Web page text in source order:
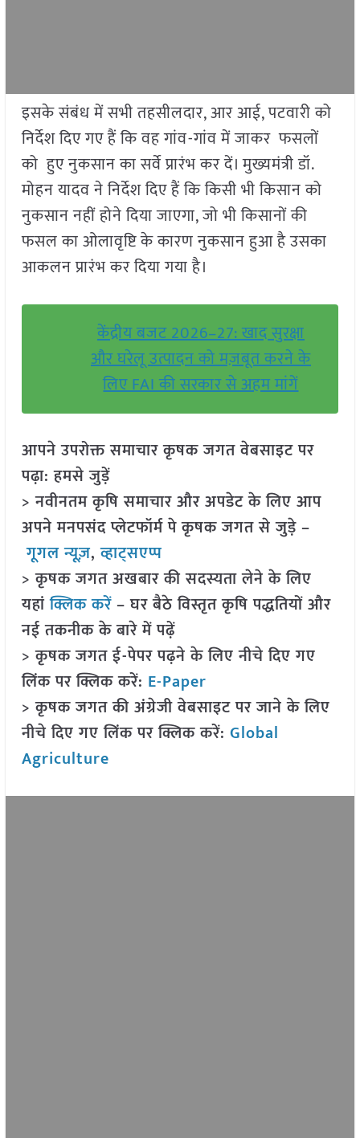
इसके संबंध में सभी तहसीलदार, आर आई, पटवारी को
निर्देश दिए गए हैं कि वह गांव-गांव में जाकर फसलों
को हुए नुकसान का सर्वे प्रारंभ कर दें। मुख्यमंत्री डॉ.
मोहन यादव ने निर्देश दिए हैं कि किसी भी किसान को
नुकसान नहीं होने दिया जाएगा, जो भी किसानों की
फसल का ओलावृष्टि के कारण नुकसान हुआ है उसका
आकलन प्रारंभ कर दिया गया है।
केंद्रीय बजट 2026–27: खाद सुरक्षा
और घरेलू उत्पादन को मज़बूत करने के
लिए FAI की सरकार से अहम मांगें
आपने उपरोक्त समाचार कृषक जगत वेबसाइट पर
पढ़ा: हमसे जुड़ें
> नवीनतम कृषि समाचार और अपडेट के लिए आप
अपने मनपसंद प्लेटफॉर्म पे कृषक जगत से जुड़े –
गूगल न्यूज़,व्हाट्सएप्प
> कृषक जगत अखबार की सदस्यता लेने के लिए
यहांक्लिक करें– घर बैठे विस्तृत कृषि पद्धतियों और
नई तकनीक के बारे में पढ़ें
> कृषक जगत ई-पेपर पढ़ने के लिए नीचे दिए गए
लिंक पर क्लिक करें: E-Paper
> कृषक जगत की अंग्रेजी वेबसाइट पर जाने के लिए
नीचे दिए गए लिंक पर क्लिक करें: Global
Agriculture